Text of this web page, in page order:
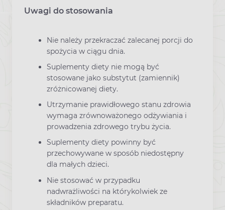
Uwagi do stosowania
Nie należy przekraczać zalecanej porcji do
spożycia w ciągu dnia.
Suplementy diety nie mogą być
stosowane jako substytut (zamiennik)
zróżnicowanej diety.
Utrzymanie prawidłowego stanu zdrowia
wymaga zrównoważonego odżywiania i
prowadzenia zdrowego trybu życia.
Suplementy diety powinny być
przechowywane w sposób niedostępny
dla małych dzieci.
Nie stosować w przypadku
nadwrażliwości na którykolwiek ze
składników preparatu.